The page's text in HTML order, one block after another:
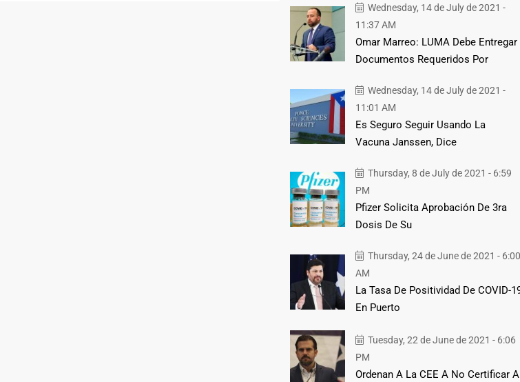
Wednesday, 14 de July de 2021 -
11:37 AM
Omar Marreo: LUMA Debe Entregar
Documentos Requeridos Por
Wednesday, 14 de July de 2021 -
11:01 AM
Es Seguro Seguir Usando La
Vacuna Janssen, Dice
Thursday, 8 de July de 2021 - 6:59
PM
Pfizer Solicita Aprobación De 3ra
Dosis De Su
Thursday, 24 de June de 2021 - 6:00
AM
La Tasa De Positividad De COVID-
En Puerto
Tuesday, 22 de June de 2021 - 6:06
PM
Ordenan A La CEE A No Certificar A